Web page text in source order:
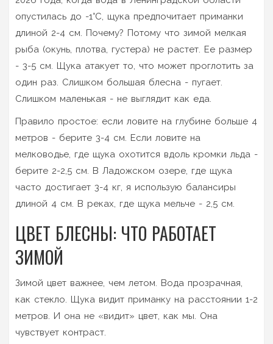
опустилась до -1°C, щука предпочитает приманки
длиной 2-4 см. Почему? Потому что зимой мелкая
рыба (окунь, плотва, густера) не растет. Ее размер
- 3-5 см. Щука атакует то, что может проглотить за
один раз. Слишком большая блесна - пугает.
Слишком маленькая - не выглядит как еда.
Правило простое: если ловите на глубине больше 4
метров - берите 3-4 см. Если ловите на
мелководье, где щука охотится вдоль кромки льда -
берите 2-2,5 см. В Ладожском озере, где щука
часто достигает 3-4 кг, я использую балансиры
длиной 4 см. В реках, где щука мельче - 2,5 см.
ЦВЕТ БЛЕСНЫ: ЧТО РАБОТАЕТ
ЗИМОЙ
Зимой цвет важнее, чем летом. Вода прозрачная,
как стекло. Щука видит приманку на расстоянии 1-2
метров. И она не «видит» цвет, как мы. Она
чувствует контраст.